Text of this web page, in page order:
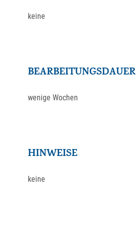
keine
BEARBEITUNGSDAUER
wenige Wochen
HINWEISE
keine